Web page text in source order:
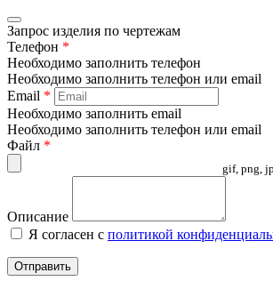
Запрос изделия по чертежам
Телефон *
Необходимо заполнить телефон
Необходимо заполнить телефон или email
Email *
Необходимо заполнить email
Необходимо заполнить телефон или email
Файл *
gif, png,
Описание
Я согласен с политикой
Отправить